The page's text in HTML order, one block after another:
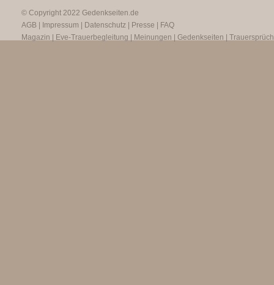
© Copyright 2022 Gedenkseiten.de
AGB
Impressum Datenschutz Presse
FAQ
Magazin
Eve-Trauerbegleitung Meinungen Gedenkseiten